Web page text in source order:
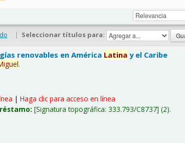
| Seleccionar títulos para:
renovables en América Latina y el Caribe
.
|Haga clic para acceso en línea
Signatura topográfica:333.793/C8737 (2).